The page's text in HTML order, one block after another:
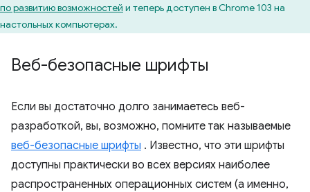
по развитию возможностей и теперь доступен в Chrome 103 на
настольных компьютерах.
Веб-безопасные шрифты
Если вы достаточно долго занимаетесь веб-
разработкой, вы, возможно, помните так называемые
веб-безопасные шрифты . Известно, что эти шрифты
доступны практически во всех версиях наиболее
распространенных операционных систем (а именно,